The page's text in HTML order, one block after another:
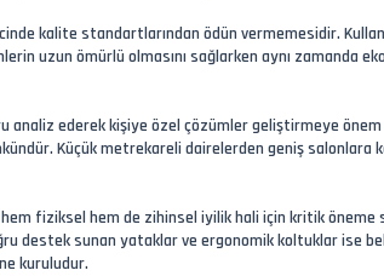
kalite standartlarından ödün vermemesidir.
uzun ömürlü olmasını sağlarken aynı zamanda
analiz ederek kişiye özel çözümler geliştirmeye
Küçük metrekareli dairelerden geniş salonlara
fiziksel hem de zihinsel iyilik hali için kritik
destek sunan yataklar ve ergonomik koltuklar ise
kuruludur.